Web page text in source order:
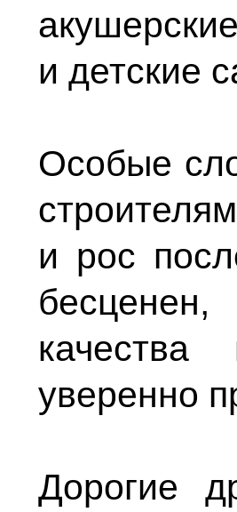
и детские
Особые
и рос
уверенно
Дорогие